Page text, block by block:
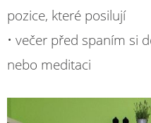
pozice, které posilují
• večer před spaním si
nebo meditaci